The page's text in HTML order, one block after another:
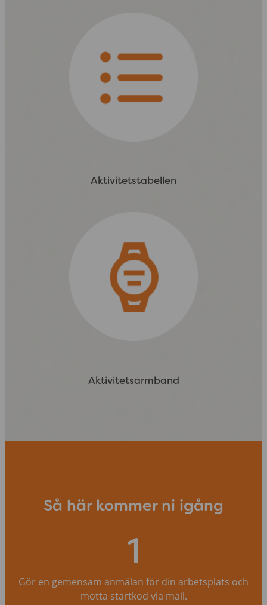
Aktivitetstabellen
Aktivitetsarmband
Så här kommer ni igång
1
Gör en gemensam anmälan för din arbetsplats och
motta startkod via mail.